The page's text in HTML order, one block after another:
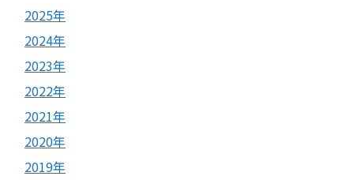
2025年
2024年
2023年
2022年
2021年
2020年
2019年